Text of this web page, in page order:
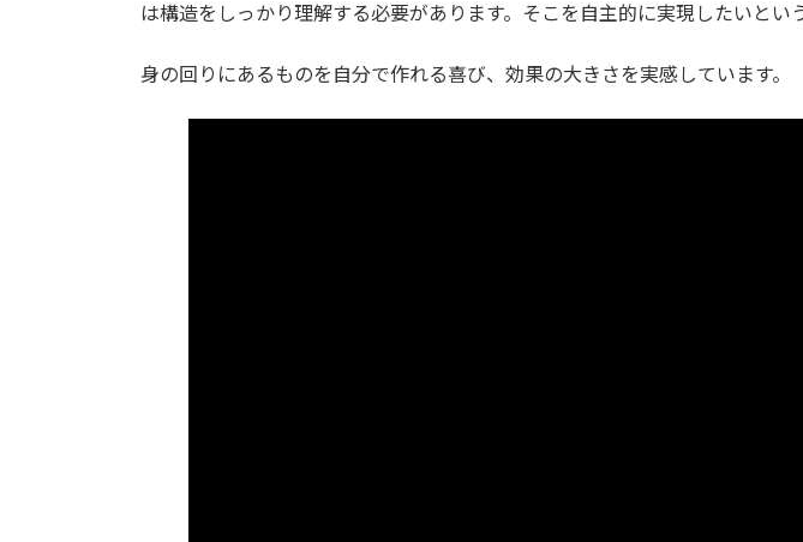
は構造をしっかり理解する必要があります。そこを自主的に実現したいとい
身の回りにあるものを自分で作れる喜び、効果の大きさを実感しています。